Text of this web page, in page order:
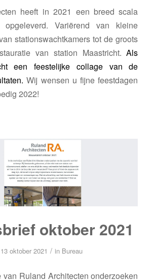
heeft in 2021 een breed scala
opgeleverd. Variërend van kleine
stationswachtkamers tot de groots
van station Maastricht.Als
een feestelijke collage van de
Wij wensen u fijne feestdagen
2022!
oktober 2021
13 oktober 2021 / in Bureau
van Ruland Architecten onderzoeken